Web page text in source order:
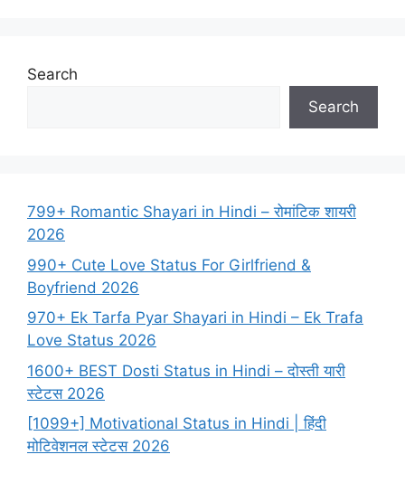
Search
Search
799+ Romantic Shayari in Hindi – रोमांटिक शायरी
2026
990+ Cute Love Status For Girlfriend &
Boyfriend 2026
970+ Ek Tarfa Pyar Shayari in Hindi – Ek Trafa
Love Status 2026
1600+ BEST Dosti Status in Hindi – दोस्ती यारी
स्टेटस 2026
[1099+] Motivational Status in Hindi | हिंदी
मोटिवेशनल स्टेटस 2026